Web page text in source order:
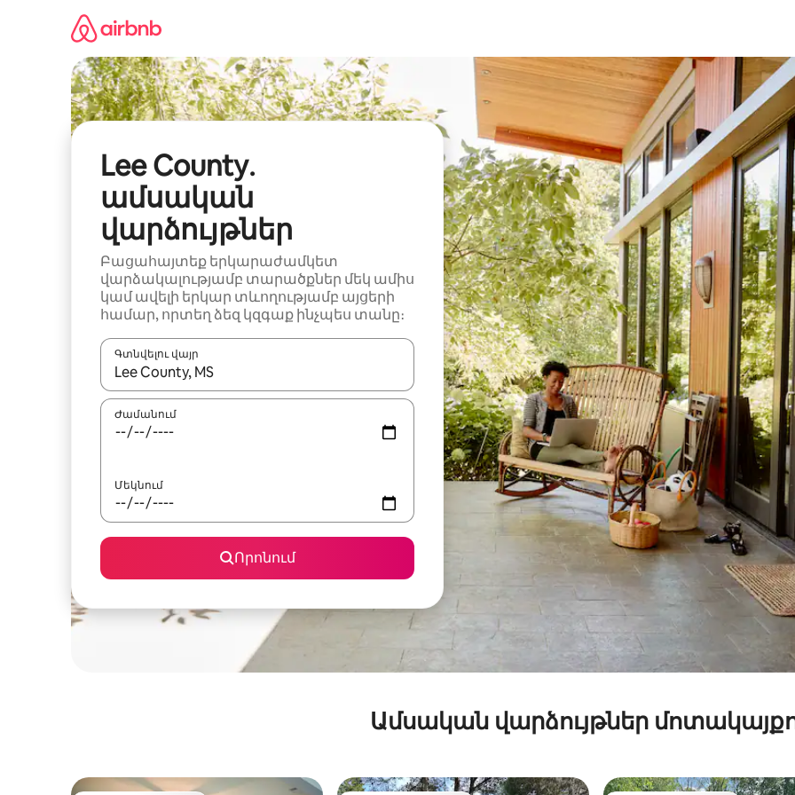
բովանդակությանը
Lee County․
ամսական
վարձույթներ
Բացահայտեք երկարաժամկետ
վարձակալությամբ տարածքներ մեկ ամիս
կամ ավելի երկար տևողությամբ այցերի
համար, որտեղ ձեզ կզգաք ինչպես տանը։
Գտնվելու վայր
Երբ արդյունքները հասանելի լինեն, սլաքների ստեղներով նավարկեք վեր և վար կամ ուսումնասիրեք
Ժամանում
Մեկնում
Որոնում
Ամսական վարձույթներ